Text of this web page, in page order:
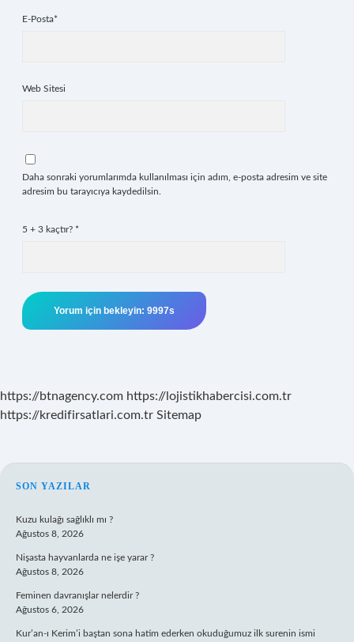
E-Posta*
Web Sitesi
Daha sonraki yorumlarımda kullanılması için adım, e-posta adresim ve site
adresim bu tarayıcıya kaydedilsin.
5 + 3 kaçtır? *
https://btnagency.com https://lojistikhabercisi.com.tr
https://kredifirsatlari.com.tr Sitemap
SIDEBAR
SON YAZILAR
Kuzu kulağı sağlıklı mı ?
Ağustos 8, 2026
Nişasta hayvanlarda ne işe yarar ?
Ağustos 8, 2026
Feminen davranışlar nelerdir ?
Ağustos 6, 2026
Kur’an-ı Kerim’i baştan sona hatim ederken okuduğumuz ilk surenin ismi